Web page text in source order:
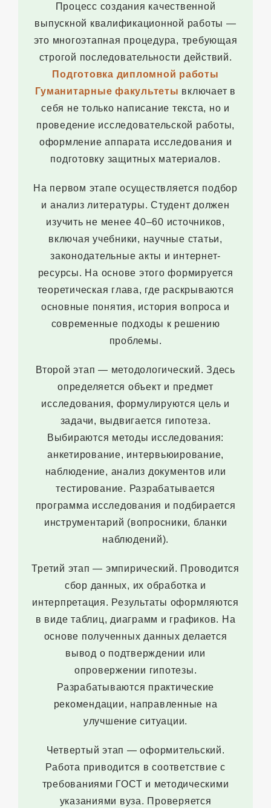
Процесс создания качественной
выпускной квалификационной работы —
это многоэтапная процедура, требующая
строгой последовательности действий.
Подготовка дипломной работы
Гуманитарные факультеты включает в
себя не только написание текста, но и
проведение исследовательской работы,
оформление аппарата исследования и
подготовку защитных материалов.
На первом этапе осуществляется подбор
и анализ литературы. Студент должен
изучить не менее 40–60 источников,
включая учебники, научные статьи,
законодательные акты и интернет-
ресурсы. На основе этого формируется
теоретическая глава, где раскрываются
основные понятия, история вопроса и
современные подходы к решению
проблемы.
Второй этап — методологический. Здесь
определяется объект и предмет
исследования, формулируются цель и
задачи, выдвигается гипотеза.
Выбираются методы исследования:
анкетирование, интервьюирование,
наблюдение, анализ документов или
тестирование. Разрабатывается
программа исследования и подбирается
инструментарий (вопросники, бланки
наблюдений).
Третий этап — эмпирический. Проводится
сбор данных, их обработка и
интерпретация. Результаты оформляются
в виде таблиц, диаграмм и графиков. На
основе полученных данных делается
вывод о подтверждении или
опровержении гипотезы.
Разрабатываются практические
рекомендации, направленные на
улучшение ситуации.
Четвертый этап — оформительский.
Работа приводится в соответствие с
требованиями ГОСТ и методическими
указаниями вуза. Проверяется